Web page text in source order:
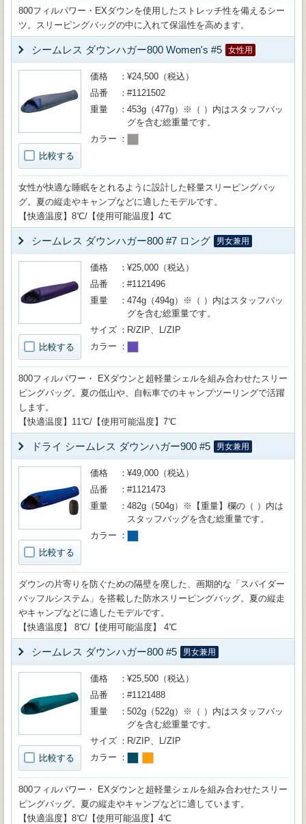
800フィルパワー・EXダウンを使用したストレッチ性を備えるシー
ツ。スリーピングバッグの中に入れて保温性を高めます。
シームレス ダウンハガー800 Women's #5 女性用
比較する
価格
¥24,500（税込）
品番
#1121502
重量
453g（477g）※（ ）内はスタッフバッ
グを含む総重量です。
カラー
女性が快適な睡眠をとれるように設計した軽量スリーピングバッ
グ。夏の縦走やキャンプなどに適したモデルです。
【快適温度】8℃/【使用可能温度】4℃
シームレス ダウンハガー800 #7 ロング 男女兼用
比較する
価格
¥25,000（税込）
品番
#1121496
重量
474g（494g）※（ ）内はスタッフバッ
グを含む総重量です。
サイズ
R/ZIP、L/ZIP
カラー
800フィルパワー・ EXダウンと超軽量シェルを組み合わせたスリー
ピングバッグ。夏の低山や、自転車でのキャンプツーリングで活躍
します。
【快適温度】11℃/【使用可能温度】7℃
ドライ シームレス ダウンハガー900 #5 男女兼用
比較する
価格
¥49,000（税込）
品番
#1121473
重量
482g（504g）※【重量】欄の（ ）内は
スタッフバッグを含む総重量です。
カラー
ダウンの片寄りを防ぐための隔壁を廃した、画期的な「スパイダー
バッフルシステム」を搭載した防水スリーピングバッグ。夏の縦走
やキャンプなどに適したモデルです。
【快適温度】 8℃/【使用可能温度】 4℃
シームレス ダウンハガー800 #5 男女兼用
比較する
価格
¥25,500（税込）
品番
#1121488
重量
502g（522g）※（ ）内はスタッフバッ
グを含む総重量です。
サイズ
R/ZIP、L/ZIP
カラー
800フィルパワー・ EXダウンと超軽量シェルを組み合わせたスリー
ピングバッグ。夏の縦走やキャンプなどに適しています。
【快適温度】8℃/【使用可能温度】4℃